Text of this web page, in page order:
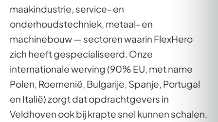
maakindustrie, service- en
onderhoudstechniek, metaal- en
machinebouw — sectoren waarin FlexHero
zich heeft gespecialiseerd. Onze
internationale werving (90% EU, met name
Polen, Roemenië, Bulgarije, Spanje, Portugal
en Italië) zorgt dat opdrachtgevers in
Veldhoven ook bij krapte snel kunnen schalen,